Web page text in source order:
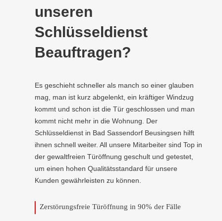
unseren
Schlüsseldienst
Beauftragen?
Es geschieht schneller als manch so einer glauben
mag, man ist kurz abgelenkt, ein kräftiger Windzug
kommt und schon ist die Tür geschlossen und man
kommt nicht mehr in die Wohnung. Der
Schlüsseldienst in Bad Sassendorf Beusingsen hilft
ihnen schnell weiter. All unsere Mitarbeiter sind Top in
der gewaltfreien Türöffnung geschult und getestet,
um einen hohen Qualitätsstandard für unsere
Kunden gewährleisten zu können.
Zerstörungsfreie Türöffnung in 90% der Fälle